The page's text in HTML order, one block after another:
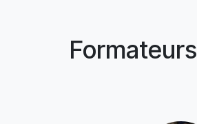
Formateurs